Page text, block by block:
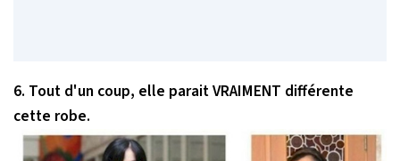
6. Tout d'un coup, elle parait VRAIMENT différente
cette robe.